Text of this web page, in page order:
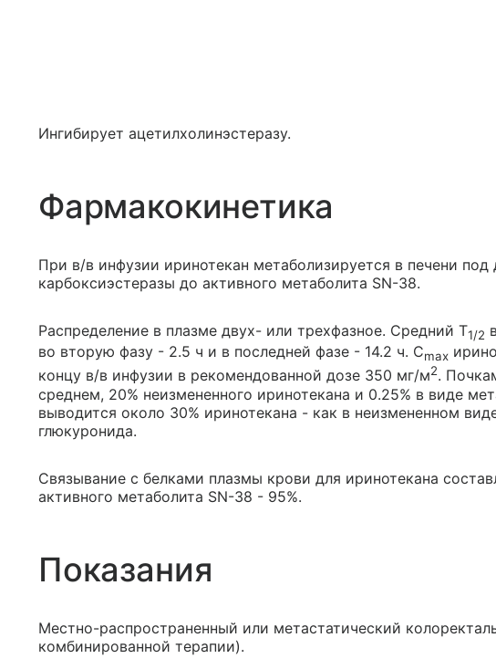
Ингибирует ацетилхолинэстеразу.
Фармакокинетика
При в/в инфузии иринотекан метаболизируется в печени
карбоксиэстеразы до активного метаболита SN-38.
Распределение в плазме двух- или трехфазное. Средний T1/2
во вторую фазу - 2.5 ч и в последней фазе - 14.2 ч. Cmax
концу в/в инфузии в рекомендованной дозе 350 мг/м2.
среднем, 20% неизмененного иринотекана и 0.25% в виде
выводится около 30% иринотекана - как в неизмененном
глюкуронида.
Связывание с белками плазмы крови для иринотекана
активного метаболита SN-38 - 95%.
Показания
Местно-распространенный или метастатический
комбинированной терапии).